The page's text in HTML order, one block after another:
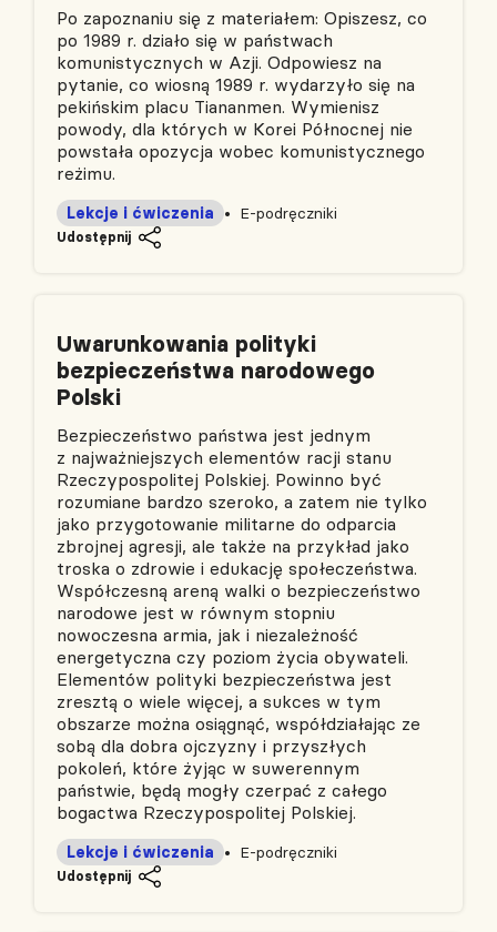
Po zapoznaniu się z materiałem: Opiszesz, co
po 1989 r. działo się w państwach
komunistycznych w Azji. Odpowiesz na
pytanie, co wiosną 1989 r. wydarzyło się na
pekińskim placu Tiananmen. Wymienisz
powody, dla których w Korei Północnej nie
powstała opozycja wobec komunistycznego
reżimu.
E-podręczniki
Lekcje i ćwiczenia
Udostępnij
Uwarunkowania polityki
bezpieczeństwa narodowego
Polski
Bezpieczeństwo państwa jest jednym
z najważniejszych elementów racji stanu
Rzeczypospolitej Polskiej. Powinno być
rozumiane bardzo szeroko, a zatem nie tylko
jako przygotowanie militarne do odparcia
zbrojnej agresji, ale także na przykład jako
troska o zdrowie i edukację społeczeństwa.
Współczesną areną walki o bezpieczeństwo
narodowe jest w równym stopniu
nowoczesna armia, jak i niezależność
energetyczna czy poziom życia obywateli.
Elementów polityki bezpieczeństwa jest
zresztą o wiele więcej, a sukces w tym
obszarze można osiągnąć, współdziałając ze
sobą dla dobra ojczyzny i przyszłych
pokoleń, które żyjąc w suwerennym
państwie, będą mogły czerpać z całego
bogactwa Rzeczypospolitej Polskiej.
E-podręczniki
Lekcje i ćwiczenia
Udostępnij